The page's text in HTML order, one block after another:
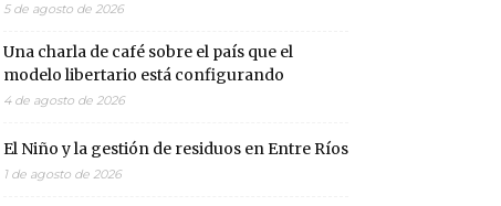
5 de agosto de 2026
Una charla de café sobre el país que el
modelo libertario está configurando
4 de agosto de 2026
El Niño y la gestión de residuos en Entre Ríos
1 de agosto de 2026